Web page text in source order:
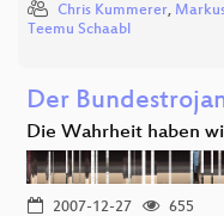
Chris Kummerer,
Teemu Schaabl
Der
Die Wahrheit haben
2007-12-27
655